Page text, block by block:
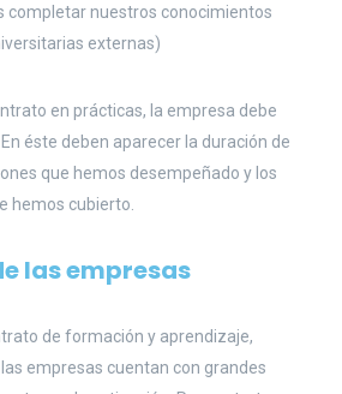
completar nuestros conocimientos
externas)
en prácticas, la empresa debe
éste deben aparecer la duración de
que hemos desempeñado y los
hemos cubierto.
las empresas
de formación y aprendizaje,
empresas cuentan con grandes